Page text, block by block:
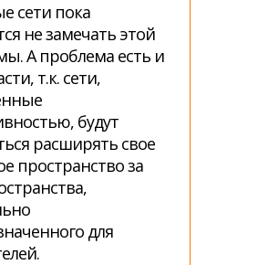
сети пока
не замечать этой
А проблема есть и
т.к. сети,
будут
расширять свое
пространство за
для